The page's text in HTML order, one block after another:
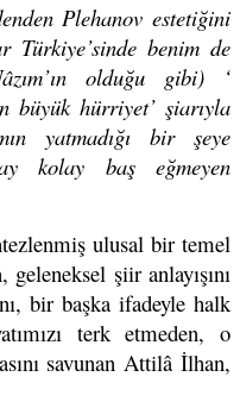
Plehanov estetiğini
Türkiye’sinde benim de
olduğu gibi) ‘
büyük hürriyet’ şiarıyla
yatmadığı bir şeye
kolay baş eğmeyen
ulusal bir temel
şiir anlayışını
bir başka ifadeyle halk
terk etmeden, o
savunan Attilâ İlhan,